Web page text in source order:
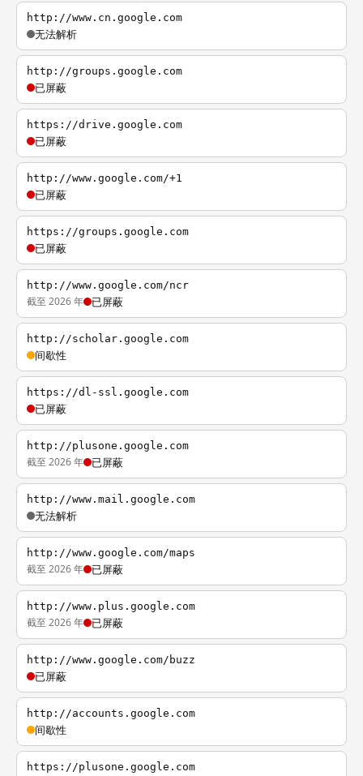
http://www.cn.google.com
无法解析
http://groups.google.com
已屏蔽
https://drive.google.com
已屏蔽
http://www.google.com/+1
已屏蔽
https://groups.google.com
已屏蔽
http://www.google.com/ncr
截至 2026 年 已屏蔽
http://scholar.google.com
间歇性
https://dl-ssl.google.com
已屏蔽
http://plusone.google.com
截至 2026 年 已屏蔽
http://www.mail.google.com
无法解析
http://www.google.com/maps
截至 2026 年 已屏蔽
http://www.plus.google.com
截至 2026 年 已屏蔽
http://www.google.com/buzz
已屏蔽
http://accounts.google.com
间歇性
https://plusone.google.com